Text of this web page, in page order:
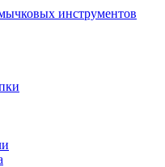
инструментов